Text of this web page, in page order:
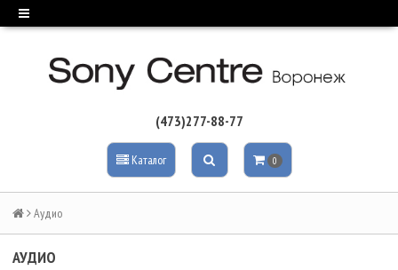
(473)277-88-77
Каталог 0
Аудио
АУДИО